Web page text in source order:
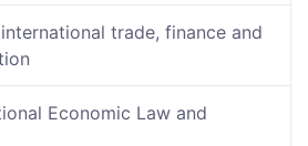
trade, finance and
Economic Law and